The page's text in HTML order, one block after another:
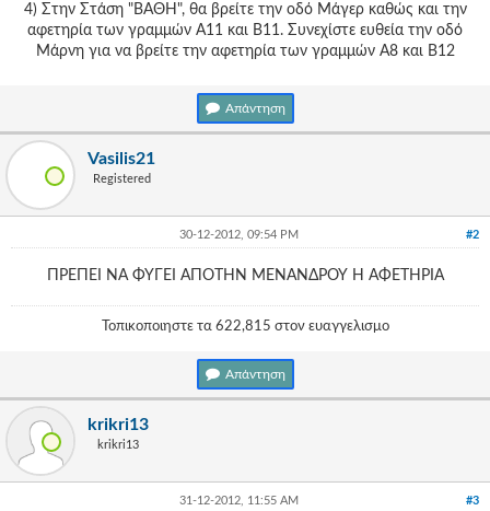
4) Στην Στάση "ΒΑΘΗ", θα βρείτε την οδό Μάγερ καθώς και την
αφετηρία των γραμμών Α11 και Β11. Συνεχίστε ευθεία την οδό
Μάρνη για να βρείτε την αφετηρία των γραμμών Α8 και Β12
Απάντηση
Vasilis21
Registered
#2
30-12-2012, 09:54 PM
ΠΡΕΠΕΙ ΝΑ ΦΥΓΕΙ ΑΠΟΤΗΝ ΜΕΝΑΝΔΡΟΥ Η ΑΦΕΤΗΡΙΑ
Τοπικοποιηστε τα 622,815 στον ευαγγελισμο
Απάντηση
krikri13
krikri13
#3
31-12-2012, 11:55 AM